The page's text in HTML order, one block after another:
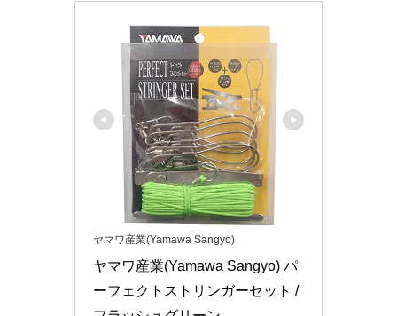
ヤマワ産業(Yamawa Sangyo)
ヤマワ産業(Yamawa Sangyo) パ
ーフェクトストリンガーセット /